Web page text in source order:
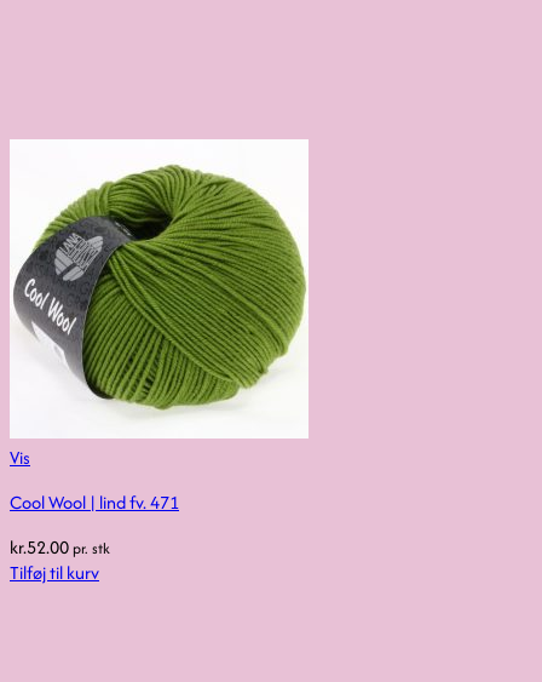
Vis
Cool Wool | lind fv. 471
kr.52.00pr. stk
Tilføj til kurv